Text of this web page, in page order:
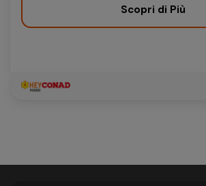
Scopri di Più